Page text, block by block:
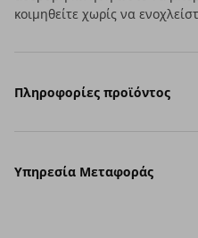
κοιμηθείτε χωρίς να
Πληροφορίες προϊόντος
Υπηρεσία Μεταφοράς